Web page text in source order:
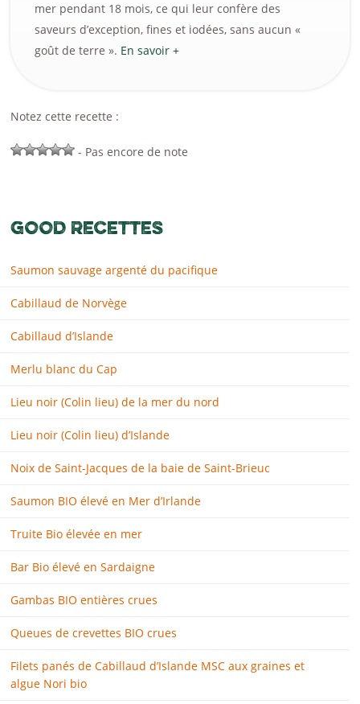
mer pendant 18 mois, ce qui leur confère des
saveurs d’exception, fines et iodées, sans aucun «
goût de terre ». En savoir +
Notez cette recette :
- Pas encore de note
GOOD RECETTES
Saumon sauvage argenté du pacifique
Cabillaud de Norvège
Cabillaud d’Islande
Merlu blanc du Cap
Lieu noir (Colin lieu) de la mer du nord
Lieu noir (Colin lieu) d’Islande
Noix de Saint-Jacques de la baie de Saint-Brieuc
Saumon BIO élevé en Mer d’Irlande
Truite Bio élevée en mer
Bar Bio élevé en Sardaigne
Gambas BIO entières crues
Queues de crevettes BIO crues
Filets panés de Cabillaud d’Islande MSC aux graines et
algue Nori bio